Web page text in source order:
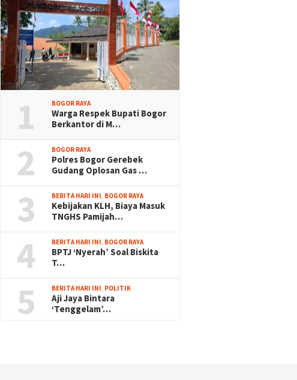
1 BOGOR RAYA
Warga Respek Bupati Bogor
Berkantor di M…
2 BOGOR RAYA
Polres Bogor Gerebek
Gudang Oplosan Gas …
3 BERITA HARI INI, BOGOR RAYA
Kebijakan KLH, Biaya Masuk
TNGHS Pamijah…
4 BERITA HARI INI, BOGOR RAYA
BPTJ ‘Nyerah’ Soal Biskita
T…
5 BERITA HARI INI, POLITIK
Aji Jaya Bintara
‘Tenggelam’…